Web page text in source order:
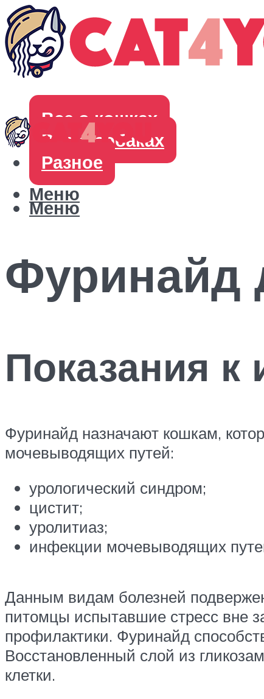
Все о кошках
Все о собаках
Разное
Меню
Меню
Фуринайд
Показания к
Фуринайд назначают кошкам,
мочевыводящих путей:
урологический синдром;
цистит;
уролитиаз;
инфекции мочевыводящих
Данным видам болезней
питомцы испытавшие стресс вне
профилактики. Фуринайд
Восстановленный слой из
клетки.